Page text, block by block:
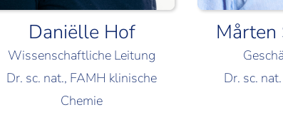
Daniëlle Hof
Wissenschaftliche Leitung
Dr. sc. nat., FAMH klinische
Chemie
Mårten
Dr. sc.